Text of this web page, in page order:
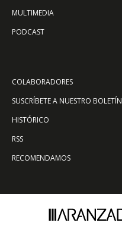
MULTIMEDIA
PODCAST
COLABORADORES
SUSCRÍBETE A NUESTRO BOLETÍN
HISTÓRICO
RSS
RECOMENDAMOS